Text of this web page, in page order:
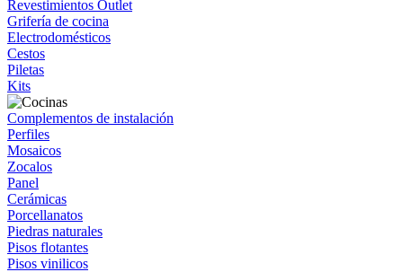
Revestimientos Outlet
Grifería de cocina
Electrodomésticos
Cestos
Piletas
Kits
Complementos de instalación
Perfiles
Mosaicos
Zocalos
Panel
Cerámicas
Porcellanatos
Piedras naturales
Pisos flotantes
Pisos vinilicos